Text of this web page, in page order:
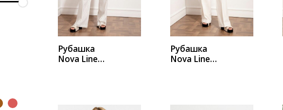
Рубашка
Nova Line
Рубашка
Nova Line